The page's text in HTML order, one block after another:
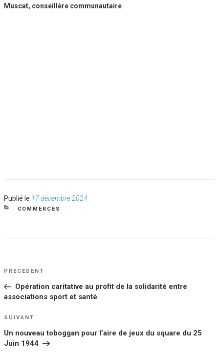
Muscat, conseillère communautaire
Publié le Publié
le
17 décembre 2024
CATÉGORIES
COMMERCES
NAVIGATION
DE
L’ARTICLE
Article
PRÉCÉDENT
Opération caritative au profit de la solidarité entre
associations sport et santé
Article
SUIVANT
Un nouveau toboggan pour l’aire de jeux du square du 25
Juin 1944